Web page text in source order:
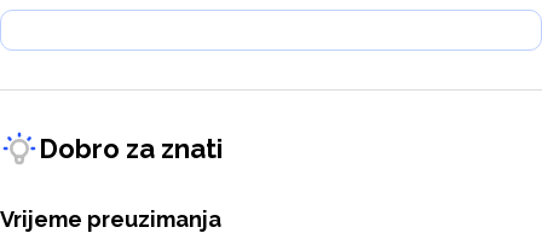
Dobro za znati
Vrijeme preuzimanja